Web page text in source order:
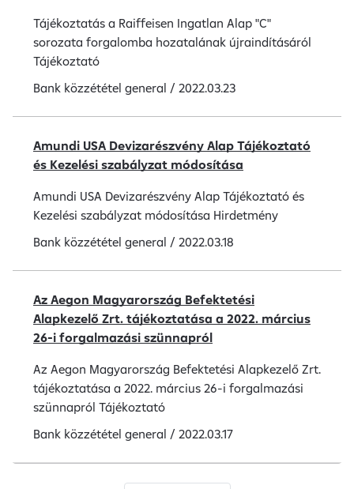
Tájékoztatás a Raiffeisen Ingatlan Alap "C"
sorozata forgalomba hozatalának újraindításáról
Tájékoztató
Bank közzététel general / 2022.03.23
Amundi USA Devizarészvény Alap Tájékoztató
és Kezelési szabályzat módosítása
Amundi USA Devizarészvény Alap Tájékoztató és
Kezelési szabályzat módosítása Hirdetmény
Bank közzététel general / 2022.03.18
Az Aegon Magyarország Befektetési
Alapkezelő Zrt. tájékoztatása a 2022. március
26-i forgalmazási szünnapról
Az Aegon Magyarország Befektetési Alapkezelő Zrt.
tájékoztatása a 2022. március 26-i forgalmazási
szünnapról Tájékoztató
Bank közzététel general / 2022.03.17